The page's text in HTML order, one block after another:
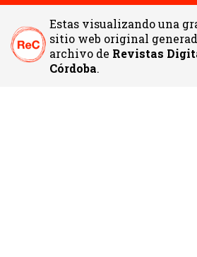
Estas visualizando una
sitio web original
archivo de Revistas
Córdoba.